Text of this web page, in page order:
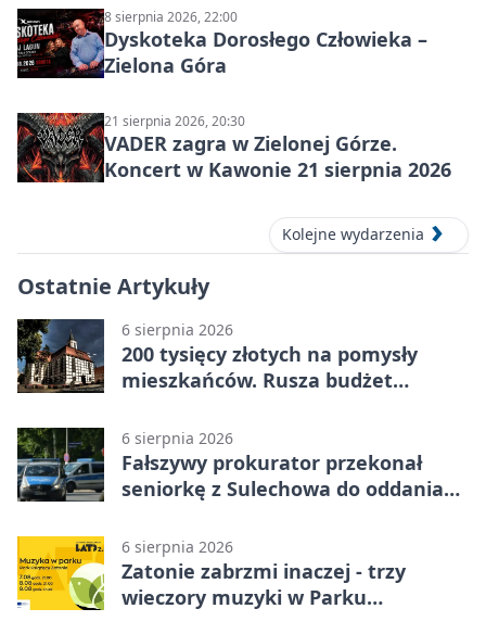
8 sierpnia 2026, 22:00
Dyskoteka Dorosłego Człowieka –
Zielona Góra
21 sierpnia 2026, 20:30
VADER zagra w Zielonej Górze.
Koncert w Kawonie 21 sierpnia 2026
Kolejne wydarzenia
Ostatnie Artykuły
6 sierpnia 2026
200 tysięcy złotych na pomysły
mieszkańców. Rusza budżet
6 sierpnia 2026
Fałszywy prokurator przekonał
seniorkę z Sulechowa do oddania
6 sierpnia 2026
Zatonie zabrzmi inaczej - trzy
wieczory muzyki w Parku